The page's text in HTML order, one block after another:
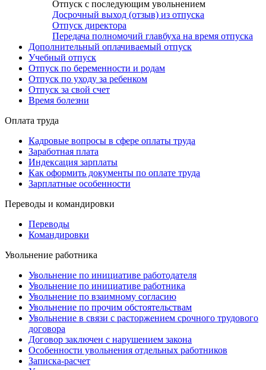
Отпуск с последующим увольнением
Досрочный выход (отзыв) из отпуска
Отпуск директора
Передача полномочий главбуха на время отпуска
Дополнительный оплачиваемый отпуск
Учебный отпуск
Отпуск по беременности и родам
Отпуск по уходу за ребенком
Отпуск за свой счет
Время болезни
Оплата труда
Кадровые вопросы в сфере оплаты труда
Заработная плата
Индексация зарплаты
Как оформить документы по оплате труда
Зарплатные особенности
Переводы и командировки
Переводы
Командировки
Увольнение работника
Увольнение по инициативе работодателя
Увольнение по инициативе работника
Увольнение по взаимному согласию
Увольнение по прочим обстоятельствам
Увольнение в связи с расторжением срочного трудового
договора
Договор заключен с нарушением закона
Особенности увольнения отдельных работников
Записка-расчет